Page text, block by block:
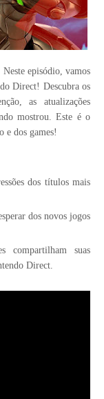
episódio, vamos
Direct! Descubra os
as atualizações
mostrou. Este é o
e dos games!
dos títulos mais
dos novos jogos
compartilham suas
Direct.